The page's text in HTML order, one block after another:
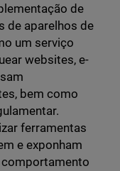
de
de aparelhos de
um serviço
websites, e-
bem como
ferramentas
e exponham